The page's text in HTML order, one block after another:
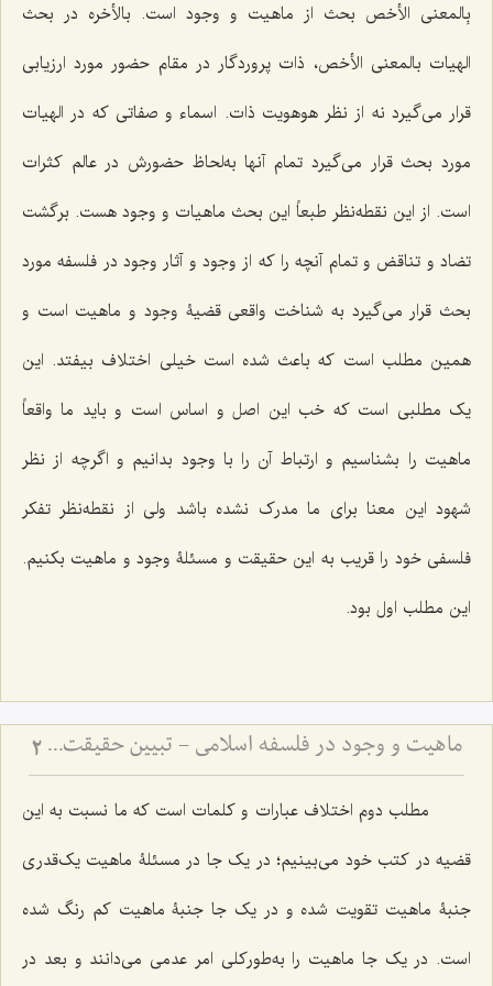
بِالمعنی الأخص بحث از ماهیت و وجود است. بالأخره در بحث
الهیات بالمعنی الأخص، ذات پروردگار در مقام حضور مورد ارزیابی
قرار‌ می‌گیرد نه‌ از نظر هوهویت ذات. اسماء و صفاتی که در الهیات
مورد بحث قرار‌ می‌گیرد تمام آنها به‌لحاظ حضورش در عالم کثرات
است. از این نقطه‌نظر طبعاً این بحث ماهیات و وجود هست. برگشت
تضاد و تناقض‌ و تمام آنچه را که از وجود و آثار وجود در فلسفه مورد
بحث قرار‌ می‌گیرد به شناخت واقعی قضیۀ وجود و ماهیت است و
همین مطلب است که باعث شده است خیلی اختلاف بیفتد. این
یک مطلبی است که خب این اصل و اساس است و باید ما واقعاً
ماهیت را بشناسیم ‌و ارتباط آن را با وجود بدانیم و اگرچه از نظر
شهود این معنا برای ما مدرک نشده باشد ولی از نقطه‌نظر تفکر
فلسفی خود را قریب به این حقیقت و مسئلۀ وجود و ماهیت بکنیم.
این مطلب اول بود.
ماهیت و وجود در فلسفه اسلامی - تبیین حقیقت ماهیت و نسبت آن با وجود و آثار خارجی 2
مطلب دوم اختلاف عبارات و کلمات است که ما نسبت به این
قضیه در کتب خود‌ می‌بینیم؛ در یک جا در مسئلۀ ماهیت یک‌قدری
جنبۀ ماهیت تقویت شده و در یک جا جنبۀ ماهیت کم رنگ شده
است. در یک جا ماهیت را به‌طورکلی امر عدمی‌ می‌دانند و بعد در